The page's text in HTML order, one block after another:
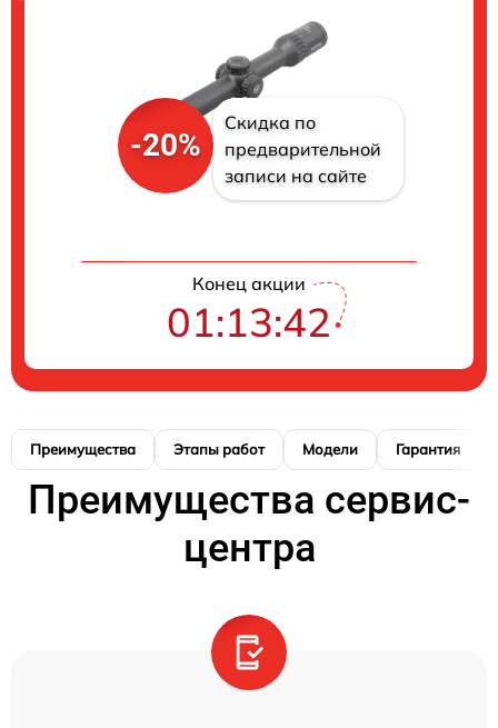
-20%
Скидка по
предварительной
записи на сайте
Конец акции
01:13:41
Преимущества Этапы работ Модели Гарантия
Преимущества сервис-
центра